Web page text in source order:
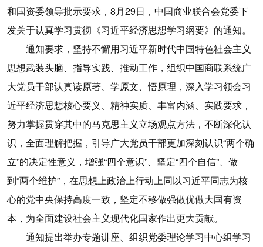
和国资委领导批示要求，8月29日，中国商业联合会党委下
发关于认真学习贯彻《习近平经济思想学习纲要》的通知。
通知要求，坚持不懈用习近平新时代中国特色社会主义
思想武装头脑、指导实践、推动工作，组织中国商联系统广
大党员干部认真读原著、学原文、悟原理，深入学习领会习
近平经济思想核心要义、精神实质、丰富内涵、实践要求，
努力掌握贯穿其中的马克思主义立场观点方法，不断深化认
识，全面理解把握，引导广大党员干部更加深刻认识“两个确
立”的决定性意义，增强“四个意识”、坚定“四个自信”、做
到“两个维护”，在思想上政治上行动上同以习近平同志为核
心的党中央保持高度一致，坚定不移做强做优做大国有资
本，为全面建设社会主义现代化国家作出更大贡献。
通知提出举办专题讲座、组织党委理论学习中心组学习